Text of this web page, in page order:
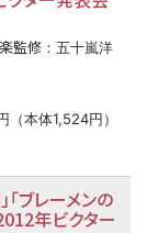
監修 ：五十嵐洋
（本体1,524円）
「ブレーメンの
年ビクター